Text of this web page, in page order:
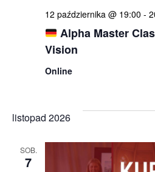
Alpha Master
Vision
12 października @ 19:00 -
Online
listopad 2026
SOB.
7